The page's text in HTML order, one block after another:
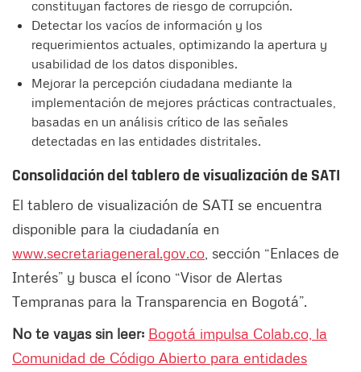
constituyan factores de riesgo de corrupción.
Detectar los vacíos de información y los
requerimientos actuales, optimizando la apertura y
usabilidad de los datos disponibles.
Mejorar la percepción ciudadana mediante la
implementación de mejores prácticas contractuales,
basadas en un análisis crítico de las señales
detectadas en las entidades distritales.
Consolidación del tablero de visualización de SATI
El tablero de visualización de SATI se encuentra
disponible para la ciudadanía en
www.secretariageneral.gov.co , sección “Enlaces de
Interés” y busca el ícono “Visor de Alertas
Tempranas para la Transparencia en Bogotá”.
No te vayas sin leer: Bogotá impulsa Colab.co, la
Comunidad de Código Abierto para entidades